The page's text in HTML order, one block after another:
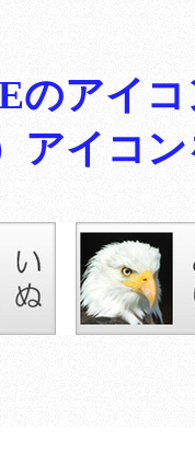
のアイ
アイコ